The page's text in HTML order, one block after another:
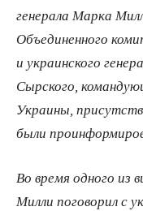
генерала Марка
Объединенного
и украинского
Сырского,
Украины,
были
Во время одного из
Милли поговорил с